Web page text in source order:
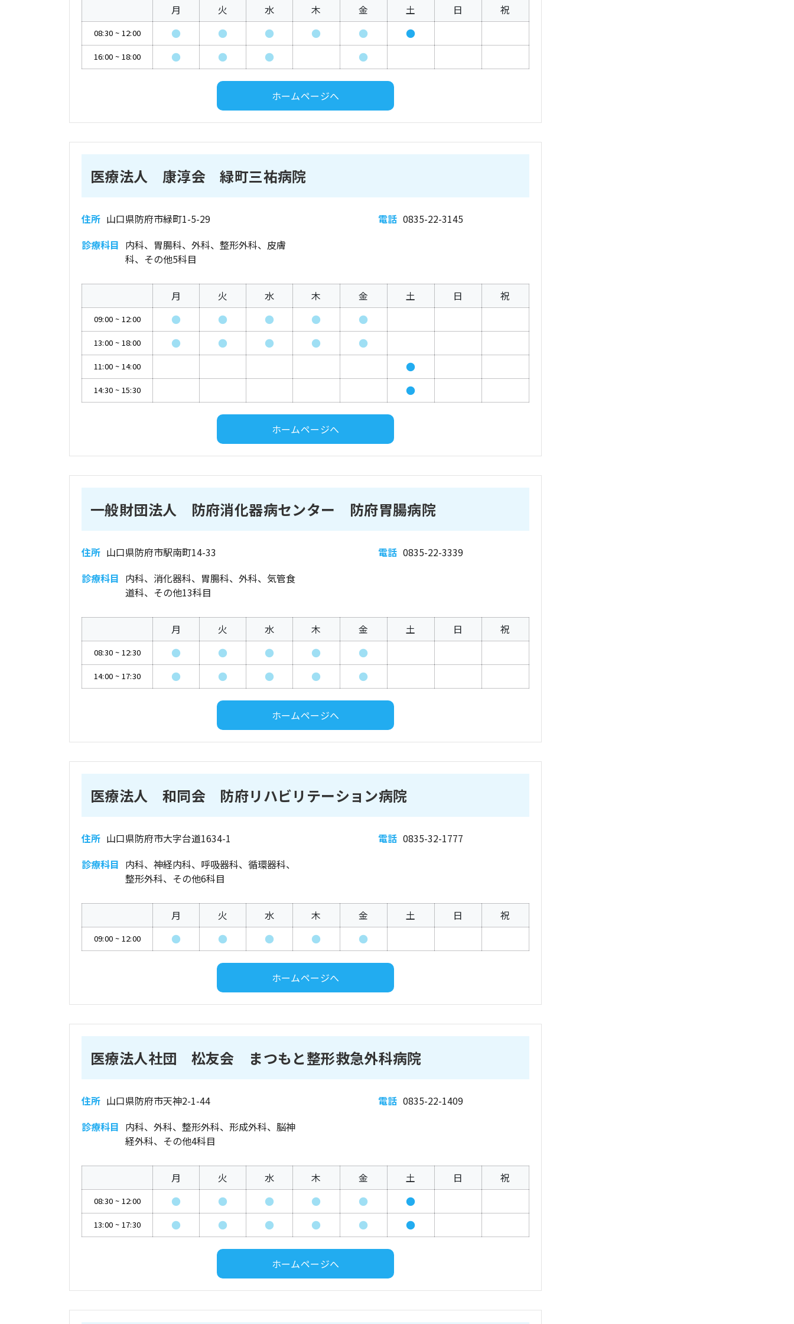
月 火 水 木 金 土 日 祝
08:30 ~ 12:00 ● ● ● ● ● ●
16:00 ~ 18:00 ● ● ● ●
ホームページへ
医療法人 康淳会 緑町三祐病院
住所 山口県防府市緑町1-5-29 電話 0835-22-3145
診療科目 内科、胃腸科、外科、整形外科、皮膚
科、その他5科目
月 火 水 木 金 土 日 祝
09:00 ~ 12:00 ● ● ● ● ●
13:00 ~ 18:00 ● ● ● ● ●
11:00 ~ 14:00 ●
14:30 ~ 15:30 ●
ホームページへ
一般財団法人 防府消化器病センター 防府胃腸病院
住所 山口県防府市駅南町14-33 電話 0835-22-3339
診療科目 内科、消化器科、胃腸科、外科、気管食
道科、その他13科目
月 火 水 木 金 土 日 祝
08:30 ~ 12:30 ● ● ● ● ●
14:00 ~ 17:30 ● ● ● ● ●
ホームページへ
医療法人 和同会 防府リハビリテーション病院
住所 山口県防府市大字台道1634-1 電話 0835-32-1777
診療科目 内科、神経内科、呼吸器科、循環器科、
整形外科、その他6科目
月 火 水 木 金 土 日 祝
09:00 ~ 12:00 ● ● ● ● ●
ホームページへ
医療法人社団 松友会 まつもと整形救急外科病院
住所 山口県防府市天神2-1-44 電話 0835-22-1409
診療科目 内科、外科、整形外科、形成外科、脳神
経外科、その他4科目
月 火 水 木 金 土 日 祝
08:30 ~ 12:00 ● ● ● ● ● ●
13:00 ~ 17:30 ● ● ● ● ● ●
ホームページへ